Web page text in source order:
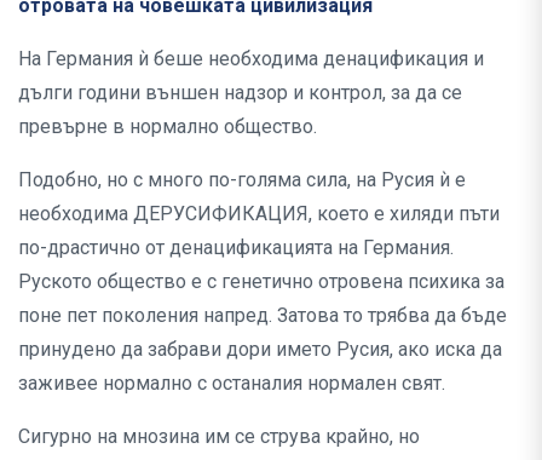
отровата на човешката цивилизация
На Германия ѝ беше необходима денацификация и
дълги години външен надзор и контрол, за да се
превърне в нормално общество.
Подобно, но с много по-голяма сила, на Русия ѝ е
необходима ДЕРУСИФИКАЦИЯ, което е хиляди пъти
по-драстично от денацификацията на Германия.
Руското общество е с генетично отровена психика за
поне пет поколения напред. Затова то трябва да бъде
принудено да забрави дори името Русия, ако иска да
заживее нормално с останалия нормален свят.
Сигурно на мнозина им се струва крайно, но